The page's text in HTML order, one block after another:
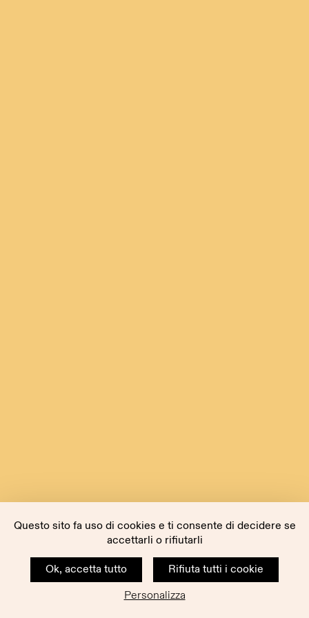
Questo sito fa uso di cookies e ti consente di decidere se
accettarli o rifiutarli
Ok, accetta tutto
Rifiuta tutti i cookie
Personalizza